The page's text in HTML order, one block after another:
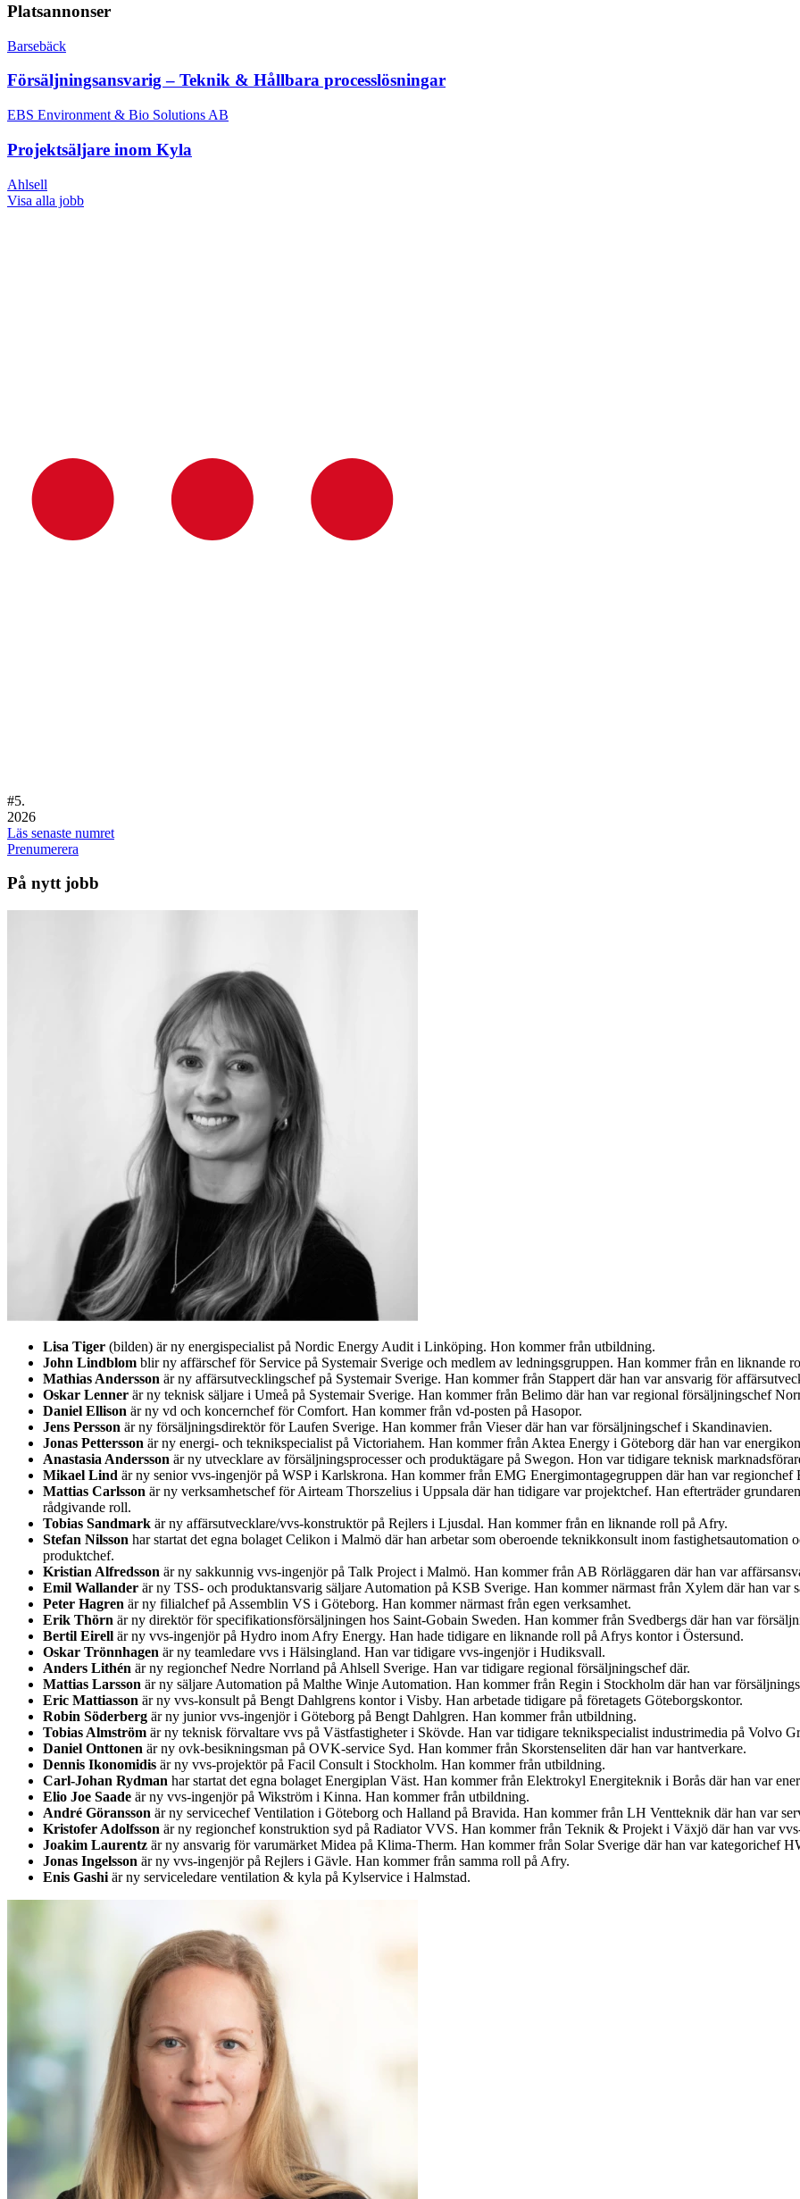
Platsannonser
Barsebäck
Försäljningsansvarig – Teknik & Hållbara processlösningar
EBS Environment & Bio Solutions AB
Projektsäljare inom Kyla
Ahlsell
Visa alla jobb
#5.
2026
Läs senaste numret
Prenumerera
På nytt jobb
Lisa Tiger (bilden) är ny energispecialist på Nordic Energy Audit i Linköping. Hon kommer från utbildning.
John Lindblom blir ny affärschef för Service på Systemair Sverige och medlem av ledningsgruppen. Han kommer från en liknande
Mathias Andersson är ny affärsutvecklingschef på Systemair Sverige. Han kommer från Stappert där han var ansvarig för
Oskar Lenner är ny teknisk säljare i Umeå på Systemair Sverige. Han kommer från Belimo där han var regional försäljningschef
Daniel Ellison är ny vd och koncernchef för Comfort. Han kommer från vd-posten på Hasopor.
Jens Persson är ny försäljningsdirektör för Laufen Sverige. Han kommer från Vieser där han var försäljningschef i Skandinavien.
Jonas Pettersson är ny energi- och teknikspecialist på Victoriahem. Han kommer från Aktea Energy i Göteborg där han var
Anastasia Andersson är ny utvecklare av försäljningsprocesser och produktägare på Swegon. Hon var tidigare teknisk
Mikael Lind är ny senior vvs-ingenjör på WSP i Karlskrona. Han kommer från EMG Energimontagegruppen där han var regionchef
Mattias Carlsson är ny verksamhetschef för Airteam Thorszelius i Uppsala där han tidigare var projektchef. Han efterträder
rådgivande roll.
Tobias Sandmark är ny affärsutvecklare/vvs-konstruktör på Rejlers i Ljusdal. Han kommer från en liknande roll på Afry.
Stefan Nilsson har startat det egna bolaget Celikon i Malmö där han arbetar som oberoende teknikkonsult inom
produktchef.
Kristian Alfredsson är ny sakkunnig vvs-ingenjör på Talk Project i Malmö. Han kommer från AB Rörläggaren där han var
Emil Wallander är ny TSS- och produktansvarig säljare Automation på KSB Sverige. Han kommer närmast från Xylem där han var
Peter Hagren är ny filialchef på Assemblin VS i Göteborg. Han kommer närmast från egen verksamhet.
Erik Thörn är ny direktör för specifikationsförsäljningen hos Saint-Gobain Sweden. Han kommer från Svedbergs där han var
Bertil Eirell är ny vvs-ingenjör på Hydro inom Afry Energy. Han hade tidigare en liknande roll på Afrys kontor i Östersund.
Oskar Trönnhagen är ny teamledare vvs i Hälsingland. Han var tidigare vvs-ingenjör i Hudiksvall.
Anders Lithén är ny regionchef Nedre Norrland på Ahlsell Sverige. Han var tidigare regional försäljningschef där.
Mattias Larsson är ny säljare Automation på Malthe Winje Automation. Han kommer från Regin i Stockholm där han var
Eric Mattiasson är ny vvs-konsult på Bengt Dahlgrens kontor i Visby. Han arbetade tidigare på företagets Göteborgskontor.
Robin Söderberg är ny junior vvs-ingenjör i Göteborg på Bengt Dahlgren. Han kommer från utbildning.
Tobias Almström är ny teknisk förvaltare vvs på Västfastigheter i Skövde. Han var tidigare teknikspecialist industrimedia på Volvo
Daniel Onttonen är ny ovk-besikningsman på OVK-service Syd. Han kommer från Skorstenseliten där han var hantverkare.
Dennis Ikonomidis är ny vvs-projektör på Facil Consult i Stockholm. Han kommer från utbildning.
Carl-Johan Rydman har startat det egna bolaget Energiplan Väst. Han kommer från Elektrokyl Energiteknik i Borås där han var
Elio Joe Saade är ny vvs-ingenjör på Wikström i Kinna. Han kommer från utbildning.
André Göransson är ny servicechef Ventilation i Göteborg och Halland på Bravida. Han kommer från LH Ventteknik där han var
Kristofer Adolfsson är ny regionchef konstruktion syd på Radiator VVS. Han kommer från Teknik & Projekt i Växjö där han var
Joakim Laurentz är ny ansvarig för varumärket Midea på Klima-Therm. Han kommer från Solar Sverige där han var kategorichef
Jonas Ingelsson är ny vvs-ingenjör på Rejlers i Gävle. Han kommer från samma roll på Afry.
Enis Gashi är ny serviceledare ventilation & kyla på Kylservice i Halmstad.